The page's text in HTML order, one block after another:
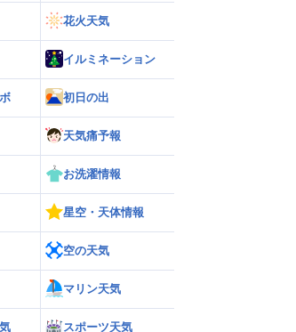
【台風13号 2026】台風離れてもスパイ
ラルバンドによる大雨警戒（8日6時情
花火天気
イルミネーション
初日の出
天気痛予報
お洗濯情報
星空・天体情報
空の天気
マリン天気
スポーツ天気